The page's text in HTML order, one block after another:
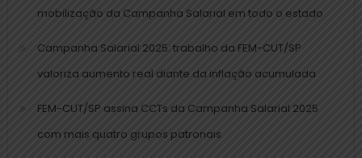
mobilização da Campanha Salarial em todo o estado
Campanha Salarial 2025: trabalho da FEM-CUT/SP
valoriza aumento real diante da inflação acumulada
FEM-CUT/SP assina CCTs da Campanha Salarial 2025
com mais quatro grupos patronais